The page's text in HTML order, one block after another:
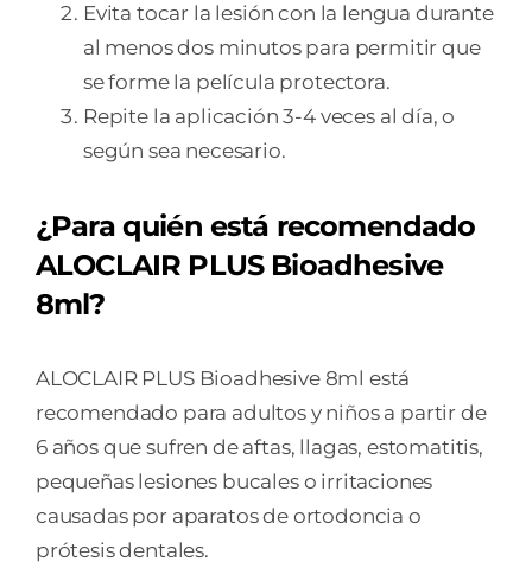
Evita tocar la lesión con la lengua durante
al menos dos minutos para permitir que
se forme la película protectora.
Repite la aplicación 3-4 veces al día, o
según sea necesario.
¿Para quién está recomendado
ALOCLAIR PLUS Bioadhesive
8ml?
ALOCLAIR PLUS Bioadhesive 8ml está
recomendado para adultos y niños a partir de
6 años que sufren de aftas, llagas, estomatitis,
pequeñas lesiones bucales o irritaciones
causadas por aparatos de ortodoncia o
prótesis dentales.